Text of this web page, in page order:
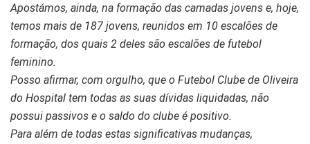
Apostámos, ainda, na formação das camadas jovens e, hoje,
temos mais de 187 jovens, reunidos em 10 escalões de
formação, dos quais 2 deles são escalões de futebol
feminino.
Posso afirmar, com orgulho, que o Futebol Clube de Oliveira
do Hospital tem todas as suas dívidas liquidadas, não
possui passivos e o saldo do clube é positivo.
Para além de todas estas significativas mudanças,